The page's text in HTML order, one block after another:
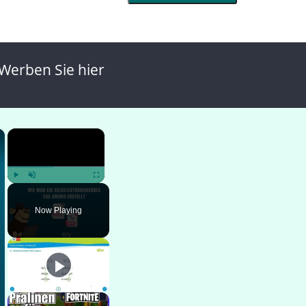
Sie hier
×
Unmute Fullscreen
Now Playing